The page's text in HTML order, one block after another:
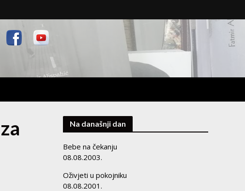
Na današnji dan
Bebe na čekanju
08.08.2003.
Oživjeti u pokojniku
08.08.2001.